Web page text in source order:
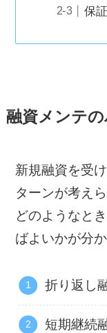
保
融資メンテ
新規融資を受
ターンが考え
どのようなと
ばよいかが分
折り返し
短期継続